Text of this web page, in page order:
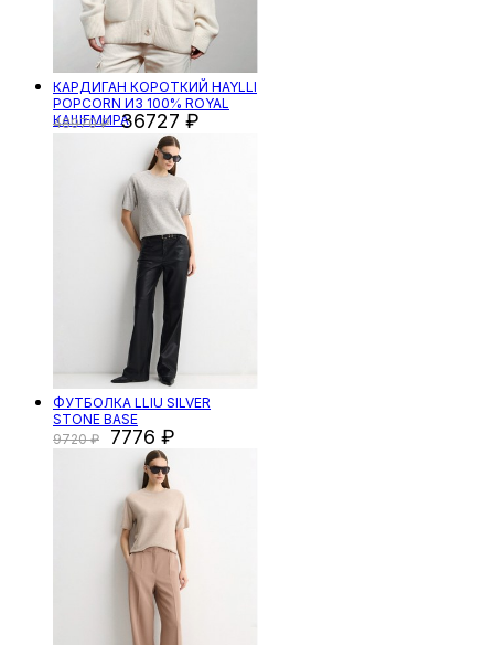
КАРДИГАН КОРОТКИЙ HAYLLI
POPCORN ИЗ 100% ROYAL
КАШЕМИРА
48970 36727
ФУТБОЛКА LLIU SILVER
STONE BASE
9720
7776